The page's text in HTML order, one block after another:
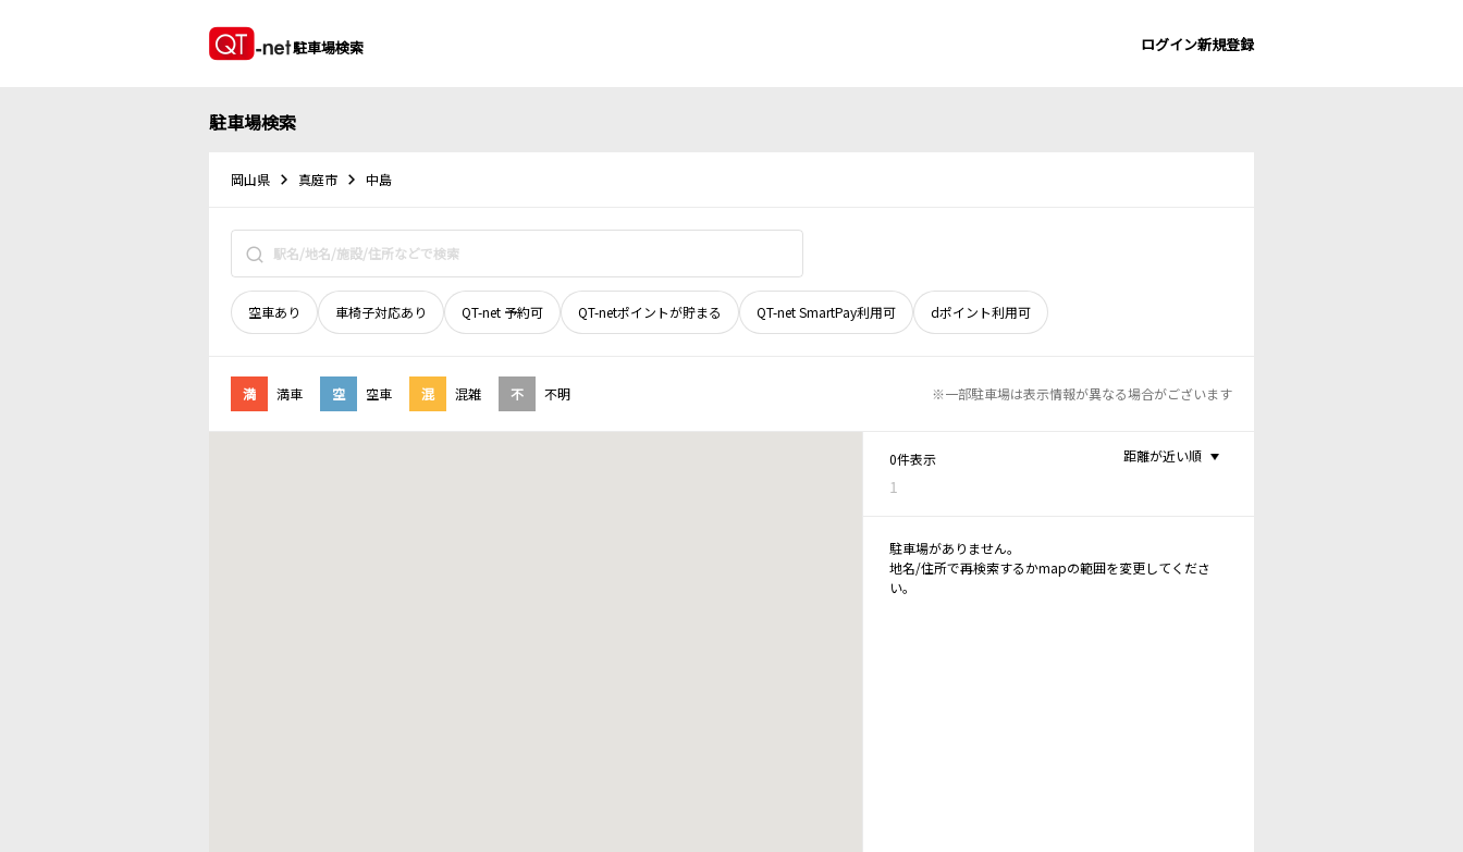
駐車場検索 ログイン新規登録
駐車場検索
岡山県 真庭市 中島
空車あり 車椅子対応あり QT-net 予約可 QT-netポイントが貯まる QT-net SmartPay利用可 dポイント利用可
満 満車 空 空車 混 混雑 不 不明 ※一部駐車場は表示情報が異なる場合がございます
0件表示
1
距離が近い順
駐車場がありません。
地名/住所で再検索するかmapの範囲を変更してくださ
い。